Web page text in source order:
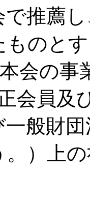
推薦
ものと
会の事
会員及
般財
。）上